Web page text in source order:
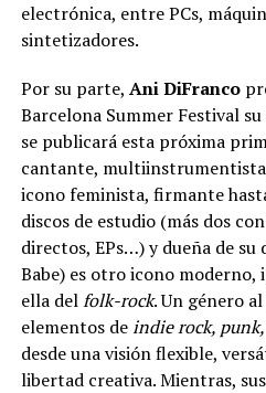
electrónica, entre PCs,
sintetizadores.
Por su parte, Ani DiFranco
Barcelona Summer Festival
se publicará esta próxima
cantante,
icono feminista, firmante
discos de estudio (más dos
directos, EPs…) y dueña de su
Babe) es otro icono moderno,
ella delfolk-rock. Un género
elementos deindie rock,
desde una visión flexible,
libertad creativa. Mientras,